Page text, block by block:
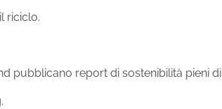
riciclo.
pubblicano report di sostenibilità pieni